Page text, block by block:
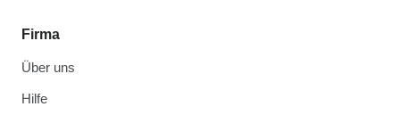
Firma
Über uns
Hilfe